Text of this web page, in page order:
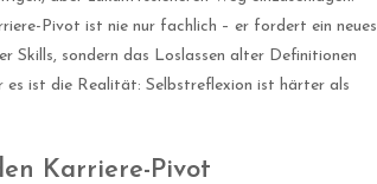
Pivot ist nie nur fachlich – er fordert ein neues
Skills, sondern das Loslassen alter Definitionen
ist die Realität: Selbstreflexion ist härter als
Karriere-Pivot